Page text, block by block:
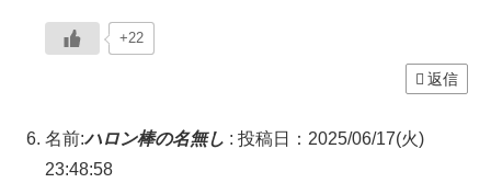
+22
返信
名前:ハロン棒の名無し : 投稿日：2025/06/17(火)
23:48:58